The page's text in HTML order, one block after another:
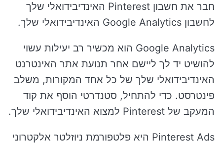
חבר את חשבון Pinterest האינדיבידואלי שלך
לחשבון Google Analytics האינדיבידואלי שלך.
Google Analytics הוא מכשיר רב יעילות עשוי
להושיט יד לך ליישם אחר תנועת אתר האינטרנט
האינדיבידואלי שלך של כל אחד המקורות, משלב
פינטרסט. כדי להתחיל, סטנדרטי הוסף את קוד
המעקב של Pinterest למצוא האינדיבידואלי שלך.
Pinterest Ads היא פלטפורמת ניוזלטר אלקטרוני